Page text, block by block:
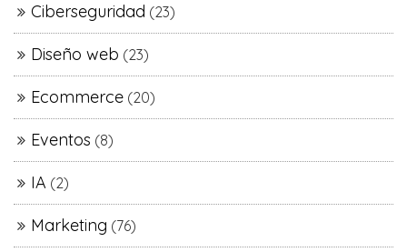
Ciberseguridad (23)
Diseño web (23)
Ecommerce (20)
Eventos (8)
IA (2)
Marketing (76)